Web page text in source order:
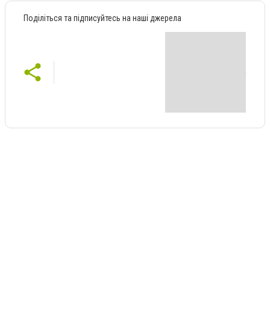
Поділіться та підписуйтесь на наші джерела